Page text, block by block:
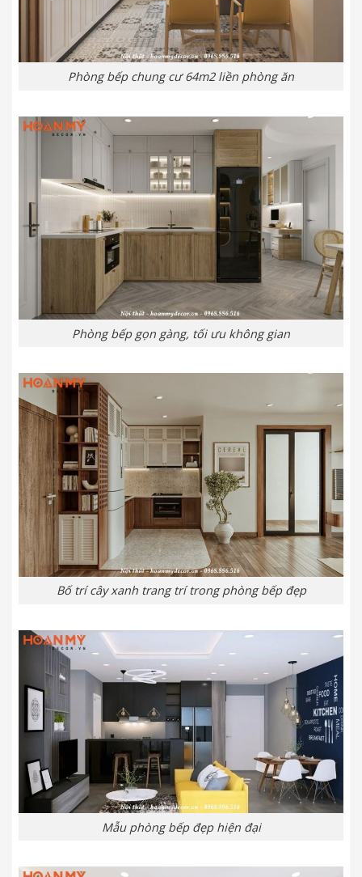
Phòng bếp chung cư 64m2 liền phòng ăn
Phòng bếp gọn gàng, tối ưu không gian
Bố trí cây xanh trang trí trong phòng bếp đẹp
Mẫu phòng bếp đẹp hiện đại